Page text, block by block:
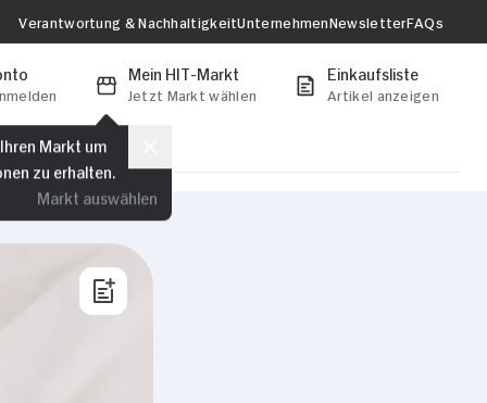
Verantwortung & NachhaltigkeitUnternehmenNewsletterFAQs
Mein HIT-Markt
Jetzt Markt wählen
Markt um
zu erhalten.
Markt auswählen
Einkaufsliste
Artikel anzeigen